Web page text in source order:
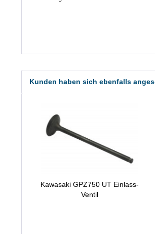
91522
E-Mail:
Tel.:
Kunden haben sich ebenfalls
Kawasaki GPZ750 UT Einlass-
Ventil